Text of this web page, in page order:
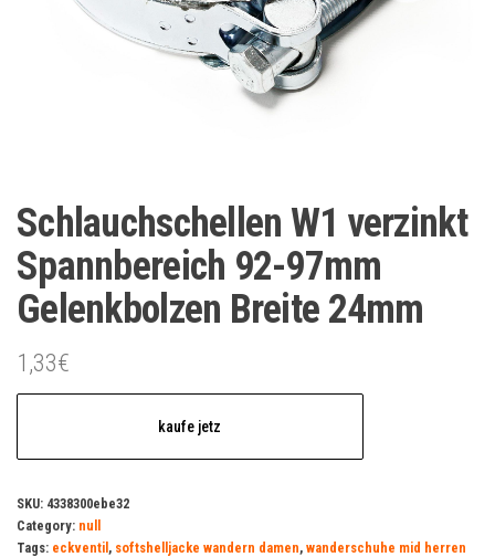
Schlauchschellen W1 verzinkt
Spannbereich 92-97mm
Gelenkbolzen Breite 24mm
1,33€
kaufe jetz
SKU: 4338300ebe32
Category: null
Tags: eckventil , softshelljacke wandern damen, wanderschuhe mid herren